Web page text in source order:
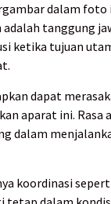
dalam
tanggung
ketika tujuan
dapat
aparat ini. Rasa
dalam
koordinasi